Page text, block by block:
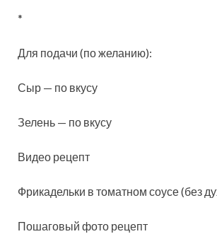
*
Для подачи (по желанию):
Сыр — по вкусу
Зелень — по вкусу
Видео рецепт
Фрикадельки в томатном соусе (без
Пошаговый фото рецепт